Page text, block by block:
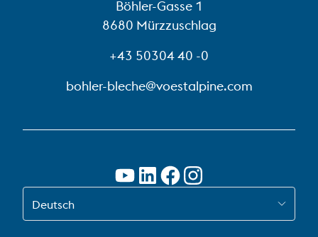
Böhler-Gasse 1
8680 Mürzzuschlag
+43 50304 40 -0
bohler-bleche@voestalpine.com
WECHSEL ZU DE-AT
Deutsch